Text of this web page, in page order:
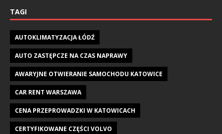
TAGI
AUTOKLIMATYZACJA ŁÓDŹ
AUTO ZASTĘPCZE NA CZAS NAPRAWY
AWARYJNE OTWIERANIE SAMOCHODU KATOWICE
CAR RENT WARSZAWA
CENA PRZEPROWADZKI W KATOWICACH
CERTYFIKOWANE CZĘŚCI VOLVO